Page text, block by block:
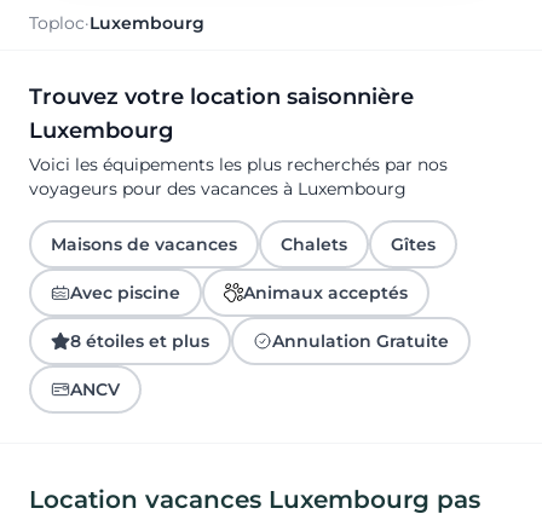
Toploc·Luxembourg
Trouvez votre location saisonnière
Luxembourg
Voici les équipements les plus recherchés par nos
voyageurs pour des vacances à Luxembourg
Maisons de vacances Chalets Gîtes
Avec piscine Animaux acceptés
8 étoiles et plus Annulation Gratuite
ANCV
Location vacances Luxembourg pas